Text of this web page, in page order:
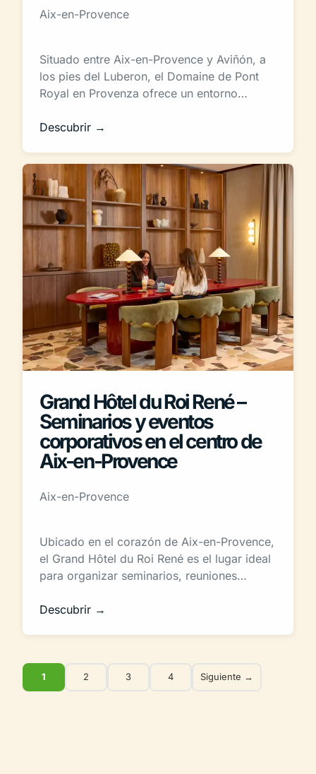
Aix-en-Provence
Situado entre Aix-en-Provence y Aviñón, a
los pies del Luberon, el Domaine de Pont
Royal en Provenza ofrece un entorno…
Descubrir →
Grand Hôtel du Roi René –
Seminarios y eventos
corporativos en el centro de
Aix-en-Provence
Aix-en-Provence
Ubicado en el corazón de Aix-en-Provence,
el Grand Hôtel du Roi René es el lugar ideal
para organizar seminarios, reuniones…
Descubrir →
1 2 3 4 Siguiente →